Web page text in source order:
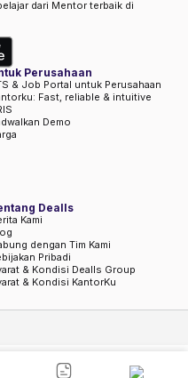
dari Mentor terbaik di
Perusahaan
& Job Portal untuk Perusahaan
Fast, reliable & intuitive
Demo
Dealls
Kami
dengan Tim Kami
Pribadi
& Kondisi Dealls Group
& Kondisi KantorKu